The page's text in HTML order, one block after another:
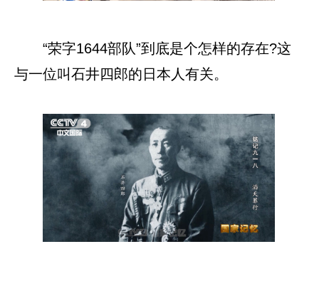
“荣字1644部队”到底是个怎样的存在?这
与一位叫石井四郎的日本人有关。